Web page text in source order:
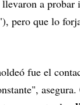
a
pero que lo
fue el